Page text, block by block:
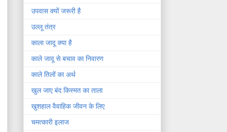
उपवास क्यों जरूरी है
उल्लू तंत्र
काला जादू क्या है
काले जादू से बचाव का निवारण
काले तिलों का अर्थ
खुल जाए बंद किस्मत का ताला
खुशहाल वैवाहिक जीवन के लिए
चमत्कारी इलाज